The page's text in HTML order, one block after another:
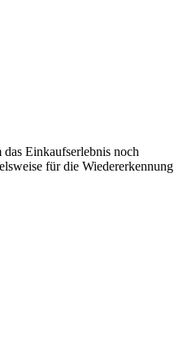
Einkaufserlebnis noch
für die Wiedererkennung